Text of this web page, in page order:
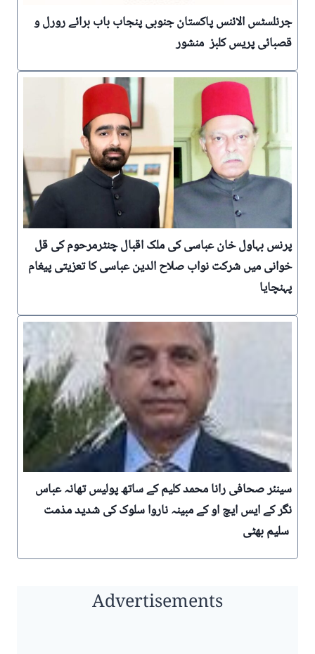
جرنلسٹس الائنس پاکستان جنوبی پنجاب باب برائے رورل و
قصبائی پریس کلبز منشور
پرنس بہاول خان عباسی کی ملک اقبال چنٹرمرحوم کی قل
خوانی میں شرکت نواب صلاح الدین عباسی کا تعزیتی پیغام
پہنچایا
نگر کے ایس ایچ او کے مبینہ ناروا سلوک کی شدید مذمت
Advertisements